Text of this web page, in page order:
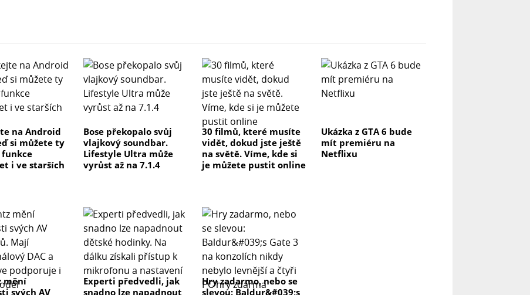
na Android
si můžete ty
i ve starších
Bose překopalo svůj
vlajkový soundbar.
Lifestyle Ultra může
vyrůst až na 7.1.4
30 filmů, které musíte
vidět, dokud jste ještě
na světě. Víme, kde si
je můžete pustit online
Ukázka z GTA 6 bude
mít premiéru na
Netflixu
mění
svých AV
Experti předvedli, jak
snadno lze napadnout
Hry zadarmo, nebo se
slevou: Baldur&#039;s